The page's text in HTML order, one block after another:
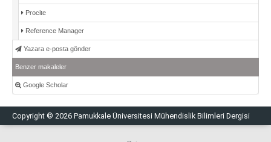
Procite
Reference Manager
Yazara e-posta gönder
Benzer makaleler
Google Scholar
Copyright © 2026 Pamukkale Üniversitesi Mühendislik Bilimleri Dergisi